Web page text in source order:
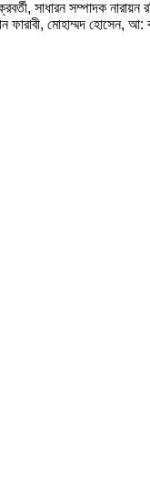
সাধারন সম্পাদক
মোহাম্মদ হোসেন,